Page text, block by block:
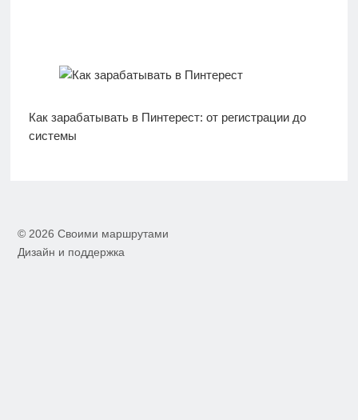
Как зарабатывать в Пинтерест: от регистрации до
системы
© 2026 Своими маршрутами
Дизайн и поддержка